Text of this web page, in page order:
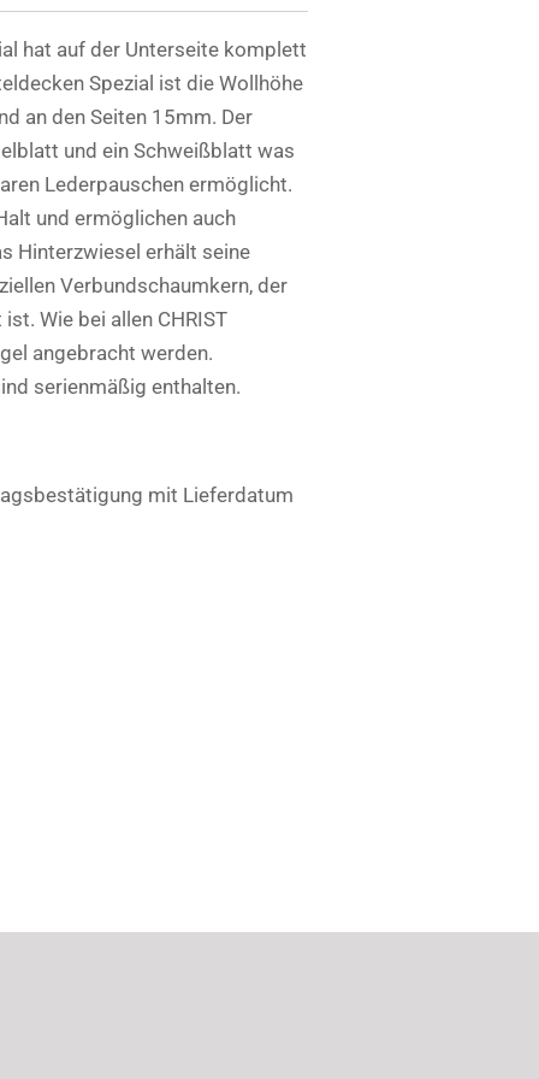
hat auf der Unterseite komplett
Spezial ist die Wollhöhe
an den Seiten 15mm. Der
und ein Schweißblatt was
Lederpauschen ermöglicht.
und ermöglichen auch
Hinterzwiesel erhält seine
Verbundschaumkern, der
Wie bei allen CHRIST
angebracht werden.
serienmäßig enthalten.
mit Lieferdatum